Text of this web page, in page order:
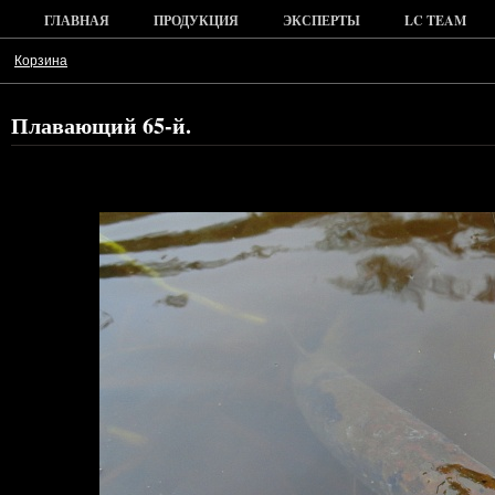
ГЛАВНАЯ ПРОДУКЦИЯ ЭКСПЕРТЫ LC TEAM
Корзина
Плавающий 65-й.